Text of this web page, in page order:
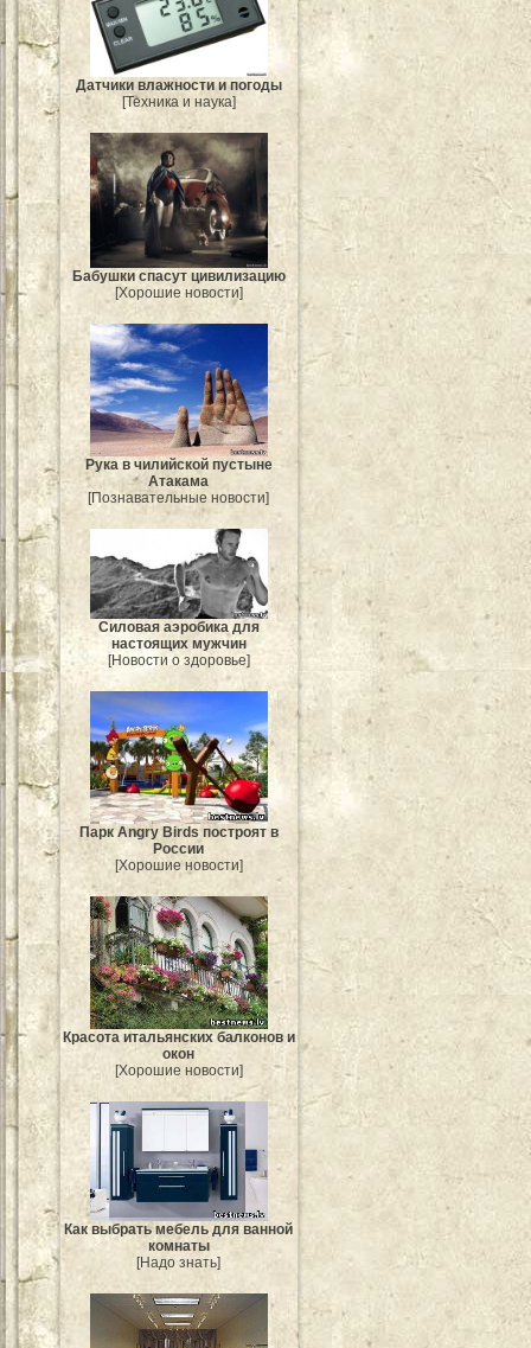
Датчики влажности и погоды
[Техника и наука]
Бабушки спасут цивилизацию
[Хорошие новости]
Рука в чилийской пустыне
Атакама
[Познавательные новости]
Силовая аэробика для
настоящих мужчин
[Новости о здоровье]
Парк Angry Birds построят в
России
[Хорошие новости]
Красота итальянских балконов и
окон
[Хорошие новости]
Как выбрать мебель для ванной
комнаты
[Надо знать]